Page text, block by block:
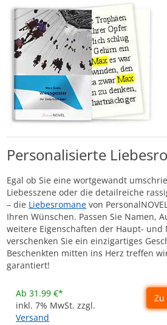
Personalisierte
Egal ob Sie eine wortgewandt
Liebesszene oder die detailreiche
– die Liebesromane von
Ihren Wünschen. Passen Sie Namen,
weitere Eigenschaften der Haupt-
verschenken Sie ein einzigartiges
Beschenkten mitten ins Herz treffen
garantiert!
Ab 31.99 €*
inkl. 7% MwSt. zzgl.
Versand
Zu